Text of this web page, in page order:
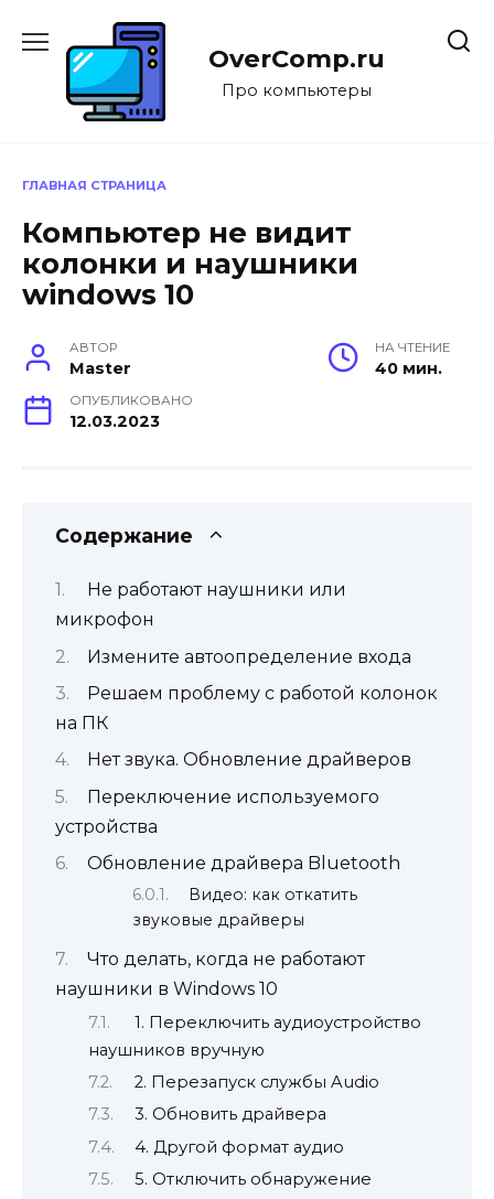
содержанию
OverComp.ru
Про компьютеры
ГЛАВНАЯ СТРАНИЦА
Компьютер не видит
колонки и наушники
windows 10
АВТОР
Master
НА ЧТЕНИЕ
40 мин.
ОПУБЛИКОВАНО
12.03.2023
Содержание
Не работают наушники или
микрофон
Измените автоопределение входа
Решаем проблему с работой колонок
на ПК
Нет звука. Обновление драйверов
Переключение используемого
устройства
Обновление драйвера Bluetooth
Видео: как откатить
звуковые драйверы
Что делать, когда не работают
наушники в Windows 10
1. Переключить аудиоустройство
наушников вручную
2. Перезапуск службы Audio
3. Обновить драйвера
4. Другой формат аудио
5. Отключить обнаружение